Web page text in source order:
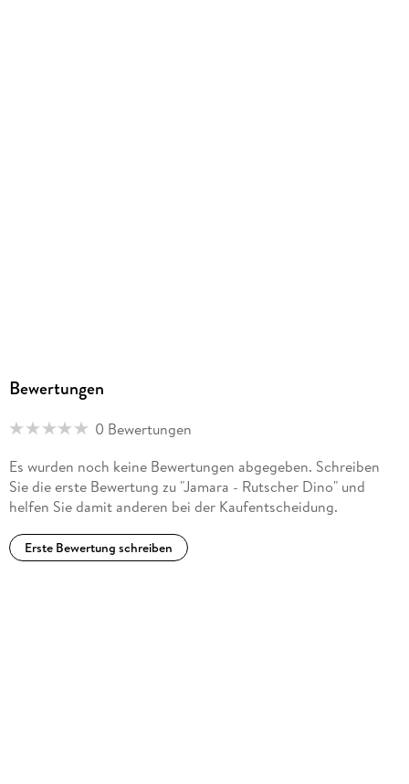
Bewertungen
0 Bewertungen
Es wurden noch keine Bewertungen abgegeben. Schreiben
Sie die erste Bewertung zu "Jamara - Rutscher Dino" und
helfen Sie damit anderen bei der Kaufentscheidung.
Erste Bewertung schreiben